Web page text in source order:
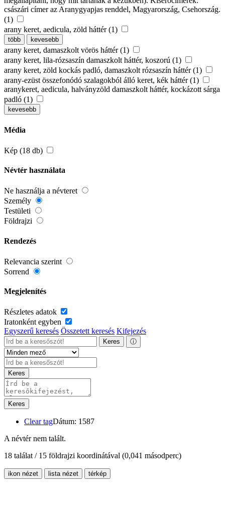
császári címer az Aranygyapjas renddel, Magyarország, Csehország.
(1)
arany keret, aedicula, zöld háttér (1)
több kevesebb
arany keret, damaszkolt vörös háttér (1)
arany keret, lila-rózsaszín damaszkolt háttér, koszorú (1)
arany keret, zöld kockás padló, damaszkolt rózsaszín háttér (1)
arany-ezüst összefonódó szalagokból álló keret, kék háttér (1)
aranykeret, aedicula, halványzöld damaszkolt háttér, kockázott sárga
padló (1)
kevesebb
Média
Kép (18 db)
Névtér használata
Ne használja a névteret
Személy
Testületi
Földrajzi
Rendezés
Relevancia szerint
Sorrend
Megjelenítés
Részletes adatok
Iratonként egyben
Egyszerű keresés Összetett keresés Kifejezés
Keres ⓘ
Keres
Keres
Clear tagDátum: 1587
A névtér nem talált.
18 találat / 15 földrajzi koordinátával (0,041 másodperc)
ikon nézet lista nézet térkép